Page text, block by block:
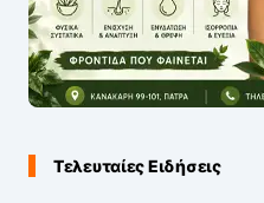
Τελευταίες Ειδήσεις